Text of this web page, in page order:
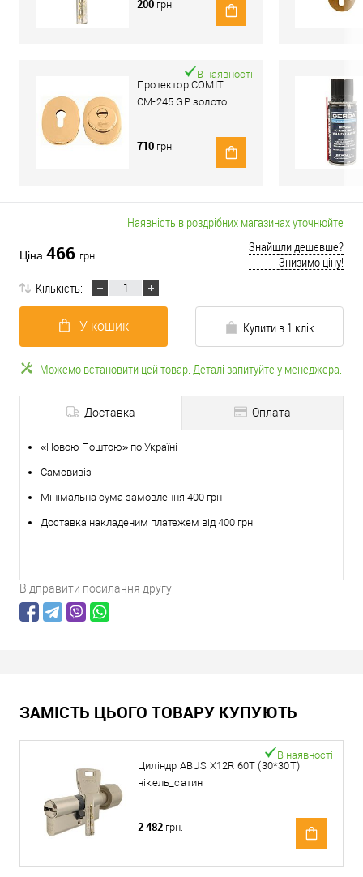
200 грн.
Протектор COMIT
CМ-245 GP золото
В наявності
710 грн.
Наявність в роздрібних магазинах уточнюйте
Ціна 466 грн.
Знайшли дешевше?
Знизимо ціну!
Кількість:
У кошик Купити в 1 клік
Можемо встановити цей товар. Деталі запитуйте у менеджера.
Доставка Оплата
«Новою Поштою» по Україні
Самовивіз
Мінімальна сума замовлення 400 грн
Доставка накладеним платежем від 400 грн
Відправити посилання другу
ЗАМІСТЬ ЦЬОГО ТОВАРУ КУПУЮТЬ
Циліндр ABUS X12R 60T (30*30T)
нікель_сатин
В наявності
2 482 грн.